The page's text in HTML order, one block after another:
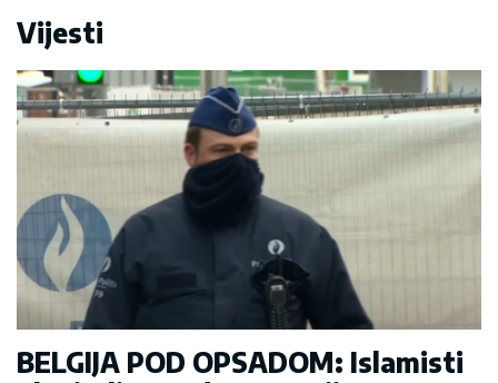
Vijesti
BELGIJA POD OPSADOM: Islamisti